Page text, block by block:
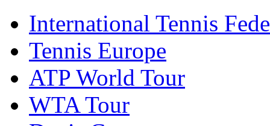
International Tennis
Tennis Europe
ATP World Tour
WTA Tour